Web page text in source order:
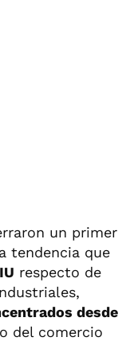
un primer
tendencia que
respecto de
desde
del comercio